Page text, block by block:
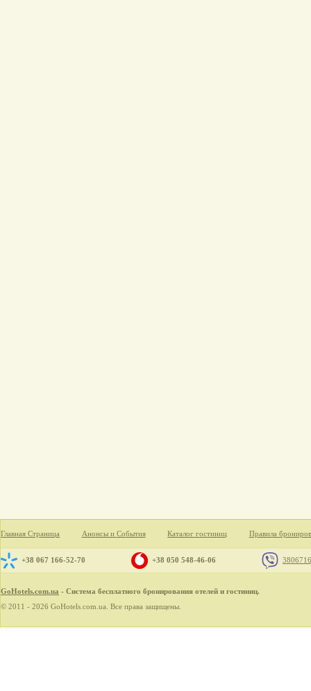
Главная Страница Анонсы и События Каталог гостиниц Правила
+38 067 166-52-70 +38 050 548-46-06
GoHotels.com.ua - Система бесплатного бронирования отелей и гостиниц.
© 2011 - 2026 GoHotels.com.ua. Все права защищены.